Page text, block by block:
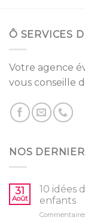
Ô SERVICES
Votre agence
vous conseille
NOS
31
Août
10 idées
enfants